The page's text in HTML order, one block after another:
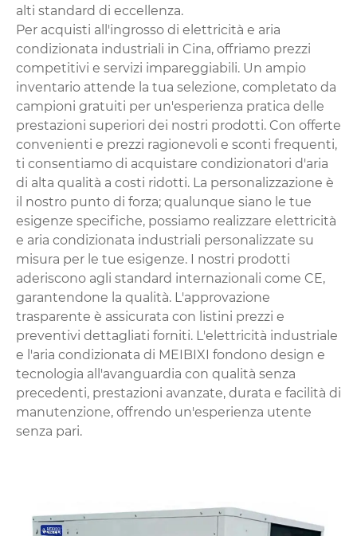
alti standard di eccellenza.
Per acquisti all'ingrosso di elettricità e aria
condizionata industriali in Cina, offriamo prezzi
competitivi e servizi impareggiabili. Un ampio
inventario attende la tua selezione, completato da
campioni gratuiti per un'esperienza pratica delle
prestazioni superiori dei nostri prodotti. Con offerte
convenienti e prezzi ragionevoli e sconti frequenti,
ti consentiamo di acquistare condizionatori d'aria
di alta qualità a costi ridotti. La personalizzazione è
il nostro punto di forza; qualunque siano le tue
esigenze specifiche, possiamo realizzare elettricità
e aria condizionata industriali personalizzate su
misura per le tue esigenze. I nostri prodotti
aderiscono agli standard internazionali come CE,
garantendone la qualità. L'approvazione
trasparente è assicurata con listini prezzi e
preventivi dettagliati forniti. L'elettricità industriale
e l'aria condizionata di MEIBIXI fondono design e
tecnologia all'avanguardia con qualità senza
precedenti, prestazioni avanzate, durata e facilità di
manutenzione, offrendo un'esperienza utente
senza pari.